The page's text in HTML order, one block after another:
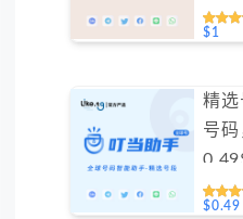
持免
$1
精选
号
$0.49